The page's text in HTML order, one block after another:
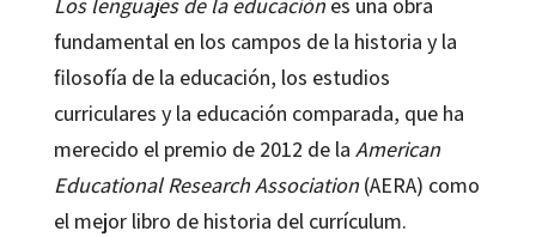
Los lenguajes de la educaciónes una obra
fundamental en los campos de la historia y la
filosofía de la educación, los estudios
curriculares y la educación comparada, que ha
merecido el premio de 2012 de la American
Educational Research Association(AERA) como
el mejor libro de historia del currículum.